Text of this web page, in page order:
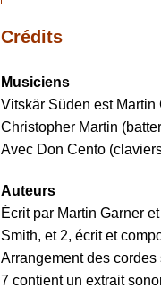
Crédits
Musiciens
Vitskär Süden est
Christopher Martin
Avec Don Cento
Auteurs
Écrit par Martin Garner
Smith, et 2, écrit et
Arrangement des
7 contient un extrait